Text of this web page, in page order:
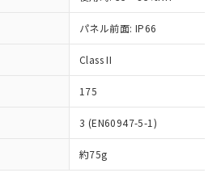
パネル前面: IP66
Class II
175
3 (EN60947-5-1)
約75g
制御機器販売店や当社販売拠
売ネットワーク
」をご確認
および標準価格結果を当社の
なく第三者に漏洩または開
ようお願いします。
ツ機能（部品リスト作成サー
ご利用いただくには、I-Web
にご登録されている必要が
産業用監視および制御機器に対する
の４物質については閾値を超える意
とを確認しています。
替え状況などにより、予定
とがあります。
(2-エチルヘキシル)) : 1000ppm
用期限
（10物質）のすべてが基
ことを示します。
使用状況下において有害物
いし、環境に深刻な影響を
を意味します。
社製品を、核兵器、ミサイ
兵器、生物兵器またはその他
にこれらの製造装置等に一切
ません。
貴社製品を第三者に販売する
記1、2および3の内容を当
に通知します。また当社は、
よび販売に係わる関係者が違
いたしません。
なし(最新の在庫状況につ
は、お客様のお取引先、ま
お客様担当のオムロン制御
販売店・当社販売員にご確
さい)
生産機種、また在庫状況の
を公開していない機種